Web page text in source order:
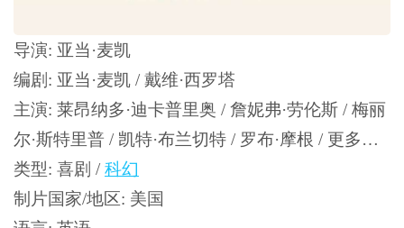
导演: 亚当·麦凯
编剧: 亚当·麦凯 / 戴维·西罗塔
主演: 莱昂纳多·迪卡普里奥 / 詹妮弗·劳伦斯 / 梅丽
尔·斯特里普 / 凯特·布兰切特 / 罗布·摩根 / 更多…
类型: 喜剧 / 科幻
制片国家/地区: 美国